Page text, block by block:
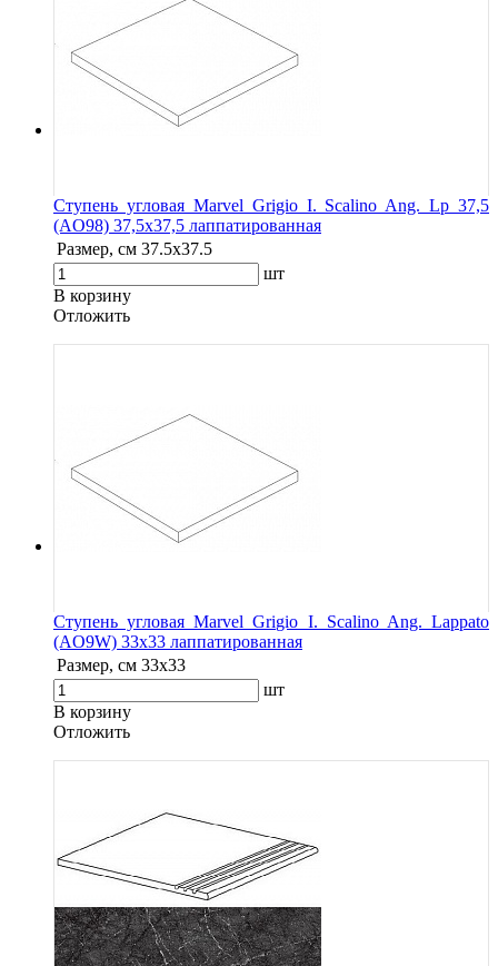
Ступень угловая Marvel Grigio I. Scalino Ang. Lp 37,5
(AO98) 37,5x37,5 лаппатированная
Размер, см 37.5x37.5
шт
В корзину
Oтложить
Ступень угловая Marvel Grigio I. Scalino Ang. Lappato
(AO9W) 33x33 лаппатированная
Размер, см 33x33
шт
В корзину
Oтложить